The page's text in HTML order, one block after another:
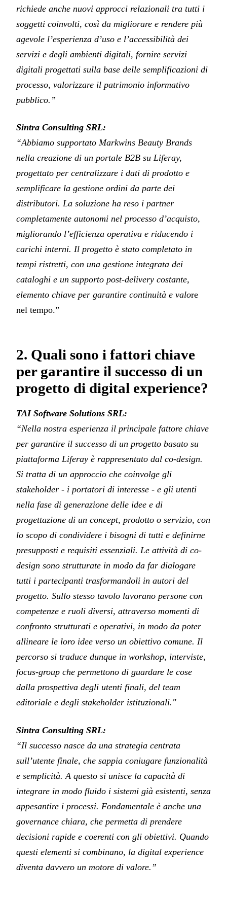
richiede anche nuovi approcci relazionali tra tutti i
soggetti coinvolti, così da migliorare e rendere più
agevole l’esperienza d’uso e l’accessibilità dei
servizi e degli ambienti digitali, fornire servizi
digitali progettati sulla base delle semplificazioni di
processo, valorizzare il patrimonio informativo
pubblico.”
Sintra Consulting SRL:
“Abbiamo supportato Markwins Beauty Brands
nella creazione di un portale B2B su Liferay,
progettato per centralizzare i dati di prodotto e
semplificare la gestione ordini da parte dei
distributori. La soluzione ha reso i partner
completamente autonomi nel processo d’acquisto,
migliorando l’efficienza operativa e riducendo i
carichi interni. Il progetto è stato completato in
tempi ristretti, con una gestione integrata dei
cataloghi e un supporto post-delivery costante,
elemento chiave per garantire continuità e valore
nel tempo.”
2. Quali sono i fattori chiave
per garantire il successo di un
progetto di digital experience?
TAI Software Solutions SRL:
“Nella nostra esperienza il principale fattore chiave
per garantire il successo di un progetto basato su
piattaforma Liferay è rappresentato dal co-design.
Si tratta di un approccio che coinvolge gli
stakeholder - i portatori di interesse - e gli utenti
nella fase di generazione delle idee e di
progettazione di un concept, prodotto o servizio, con
lo scopo di condividere i bisogni di tutti e definirne
presupposti e requisiti essenziali. Le attività di co-
design sono strutturate in modo da far dialogare
tutti i partecipanti trasformandoli in autori del
progetto. Sullo stesso tavolo lavorano persone con
competenze e ruoli diversi, attraverso momenti di
confronto strutturati e operativi, in modo da poter
allineare le loro idee verso un obiettivo comune. Il
percorso si traduce dunque in workshop, interviste,
focus-group che permettono di guardare le cose
dalla prospettiva degli utenti finali, del team
editoriale e degli stakeholder istituzionali."
Sintra Consulting SRL:
“Il successo nasce da una strategia centrata
sull’utente finale, che sappia coniugare funzionalità
e semplicità. A questo si unisce la capacità di
integrare in modo fluido i sistemi già esistenti, senza
appesantire i processi. Fondamentale è anche una
governance chiara, che permetta di prendere
decisioni rapide e coerenti con gli obiettivi. Quando
questi elementi si combinano, la digital experience
diventa davvero un motore di valore.”